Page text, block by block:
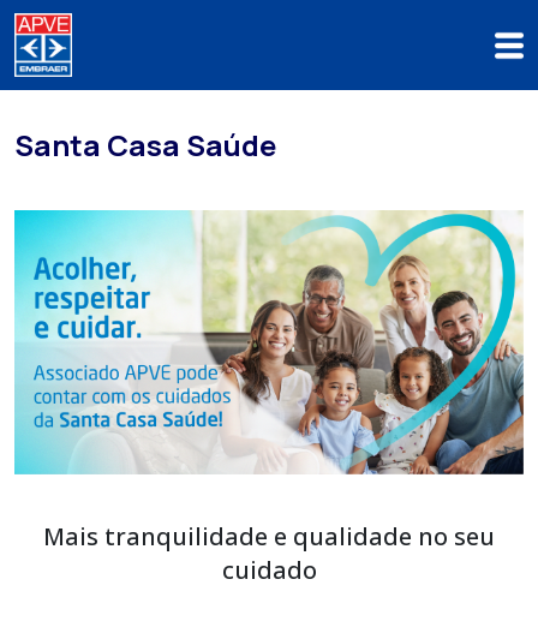
Santa Casa Saúde
Mais tranquilidade e qualidade no seu
cuidado